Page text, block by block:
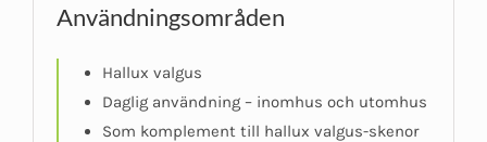
Användningsområden
Hallux valgus
Daglig användning – inomhus och utomhus
Som komplement till hallux valgus-skenor